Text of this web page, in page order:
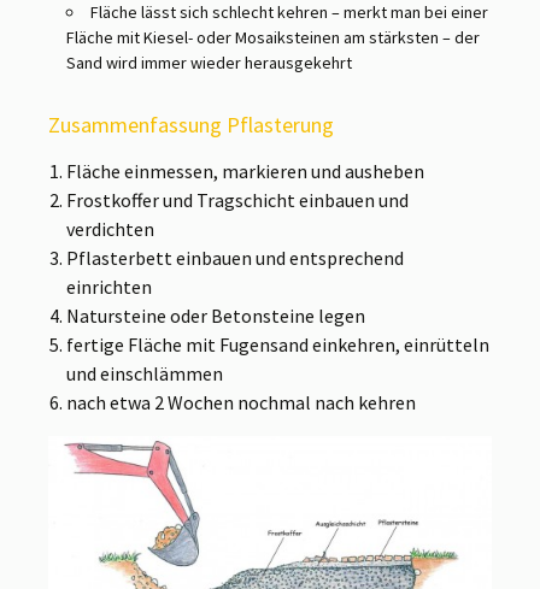
Fläche lässt sich schlecht kehren – merkt man bei einer
Fläche mit Kiesel- oder Mosaiksteinen am stärksten – der
Sand wird immer wieder herausgekehrt
Zusammenfassung Pflasterung
Fläche einmessen, markieren und ausheben
Frostkoffer und Tragschicht einbauen und
verdichten
Pflasterbett einbauen und entsprechend
einrichten
Natursteine oder Betonsteine legen
fertige Fläche mit Fugensand einkehren, einrütteln
und einschlämmen
nach etwa 2 Wochen nochmal nach kehren